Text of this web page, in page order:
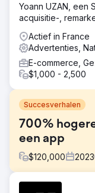
Yoann UZAN, een
acquisitie-,
Actief in France
Advertenties,
E-commerce,
$1,000 - 2,500
Succesverhalen
700%
een app
$120,000 2023